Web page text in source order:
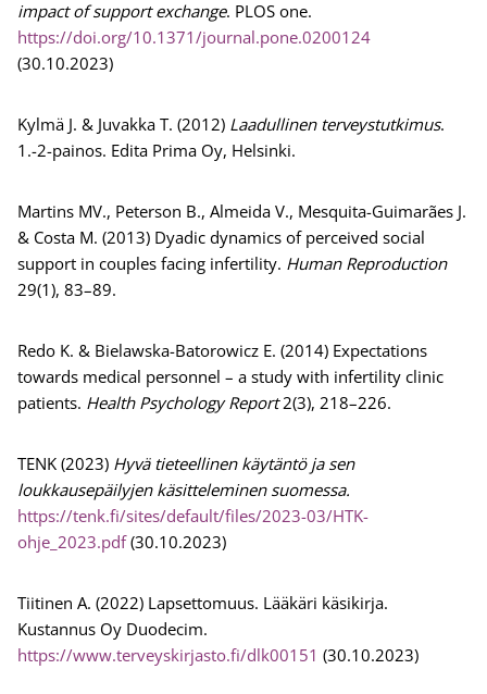
impact of support exchange. PLOS one.
https://doi.org/10.1371/journal.pone.0200124
(30.10.2023)
Kylmä J. & Juvakka T. (2012) Laadullinen terveystutkimus.
1.-2-painos. Edita Prima Oy, Helsinki.
Martins MV., Peterson B., Almeida V., Mesquita-Guimarães J.
& Costa M. (2013) Dyadic dynamics of perceived social
support in couples facing infertility. Human Reproduction
29(1), 83–89.
Redo K. & Bielawska-Batorowicz E. (2014) Expectations
towards medical personnel – a study with infertility clinic
patients. Health Psychology Report2(3), 218–226.
TENK (2023) Hyvä tieteellinen käytäntö ja sen
loukkausepäilyjen käsitteleminen suomessa.
https://tenk.fi/sites/default/files/2023-03/HTK-
ohje_2023.pdf(30.10.2023)
Tiitinen A. (2022) Lapsettomuus. Lääkäri käsikirja.
Kustannus Oy Duodecim.
https://www.terveyskirjasto.fi/dlk00151 (30.10.2023)